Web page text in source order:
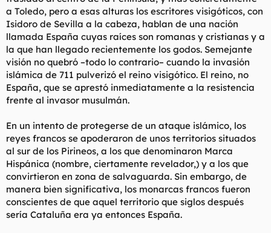
a Toledo, pero a esas alturas los escritores visigóticos, con
Isidoro de Sevilla a la cabeza, hablan de una nación
llamada España cuyas raíces son romanas y cristianas y a
la que han llegado recientemente los godos. Semejante
visión no quebró –todo lo contrario– cuando la invasión
islámica de 711 pulverizó el reino visigótico. El reino, no
España, que se aprestó inmediatamente a la resistencia
frente al invasor musulmán.
En un intento de protegerse de un ataque islámico, los
reyes francos se apoderaron de unos territorios situados
al sur de los Pirineos, a los que denominaron Marca
Hispánica (nombre, ciertamente revelador,) y a los que
convirtieron en zona de salvaguarda. Sin embargo, de
manera bien significativa, los monarcas francos fueron
conscientes de que aquel territorio que siglos después
sería Cataluña era ya entonces España.